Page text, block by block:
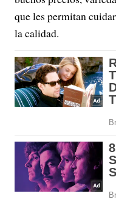
que les permitan
la calidad.